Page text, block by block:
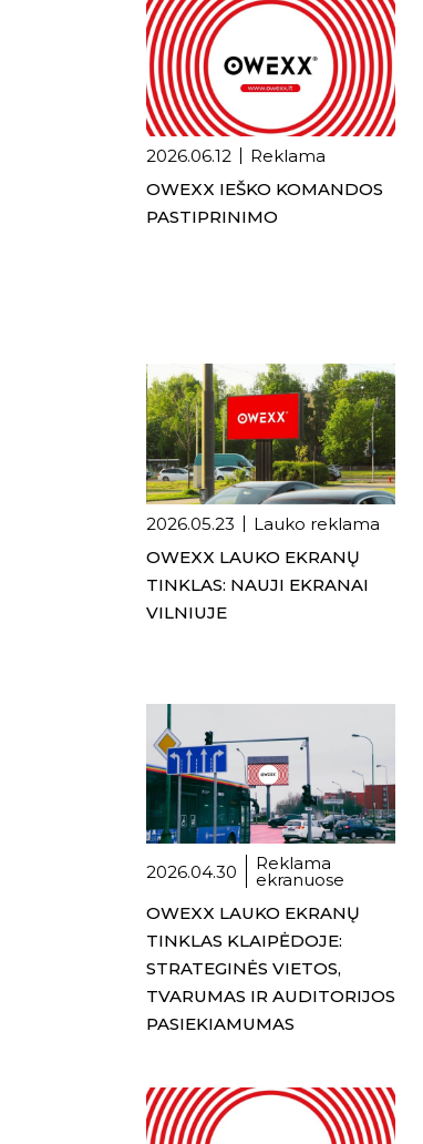
2026.06.12
Reklama
OWEXX IEŠKO KOMANDOS
PASTIPRINIMO
2026.05.23
Lauko reklama
OWEXX LAUKO EKRANŲ
TINKLAS: NAUJI EKRANAI
VILNIUJE
2026.04.30 Reklama
ekranuose
OWEXX LAUKO EKRANŲ
TINKLAS KLAIPĖDOJE:
STRATEGINĖS VIETOS,
TVARUMAS IR AUDITORIJOS
PASIEKIAMUMAS